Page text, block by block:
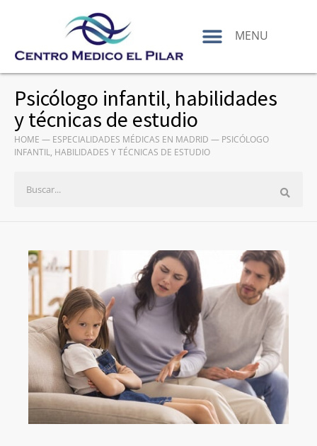
MENU
Psicólogo infantil, habilidades
y técnicas de estudio
HOME — ESPECIALIDADES MÉDICAS EN MADRID — PSICÓLOGO
INFANTIL, HABILIDADES Y TÉCNICAS DE ESTUDIO